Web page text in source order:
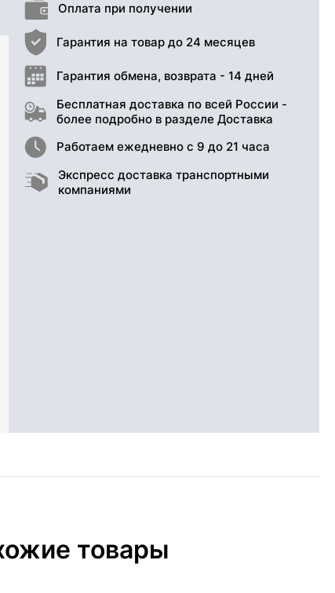
Оплата при получении
Гарантия на товар до 24 месяцев
Гарантия обмена, возврата - 14 дней
Бесплатная доставка по всей России -
более подробно в разделе Доставка
Работаем ежедневно с 9 до 21 часа
Экспресс доставка транспортными
компаниями
товары